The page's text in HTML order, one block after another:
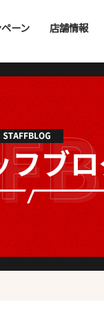
ーン 店舗情報